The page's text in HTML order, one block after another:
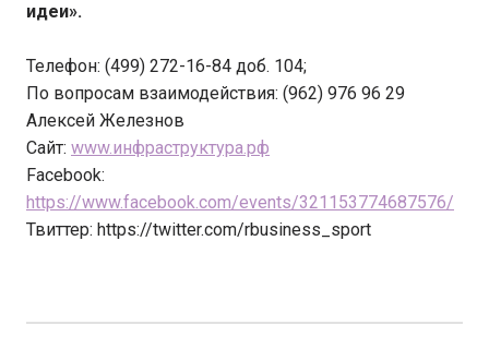
идеи».
Телефон: (499) 272-16-84 доб. 104;
По вопросам взаимодействия: (962) 976 96 29
Алексей Железнов
Сайт: www.инфраструктура.рф
Facebook:
https://www.facebook.com/events/321153774687576/
Твиттер: https://twitter.com/rbusiness_sport